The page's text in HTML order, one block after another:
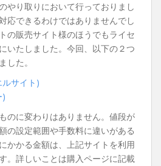
やり取りにおいて行っておりまし
応できるわけではありませんでし
の販売サイト様のほうでもライセ
いたしました。今回、以下の２つ
した。
サイト)
)
のに変わりはありません。値段が
の設定範囲や手数料に違いがある
かかる金額は、上記サイトを利用
。詳しいことは購入ページに記載